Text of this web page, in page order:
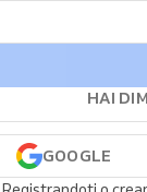
HAI
GOOGLE